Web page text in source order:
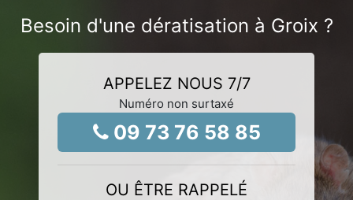
Besoin d'une dératisation à Groix ?
APPELEZ NOUS 7/7
Numéro non surtaxé
09 73 76 58 85
OU ÊTRE RAPPELÉ